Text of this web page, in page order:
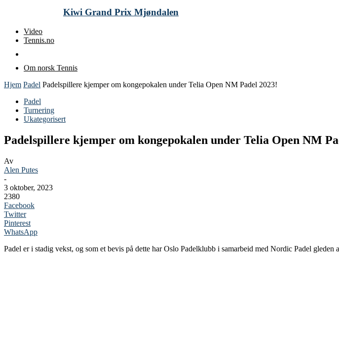
Kiwi Grand Prix Mjøndalen
Video
Tennis.no
Om norsk Tennis
Hjem Padel Padelspillere kjemper om kongepokalen under Telia Open NM Padel 2023!
Padel
Turnering
Ukategorisert
Padelspillere kjemper om kongepokalen under Telia Open NM
Av
Alen Putes
-
3 oktober, 2023
2380
Facebook
Twitter
Pinterest
WhatsApp
Padel er i stadig vekst, og som et bevis på dette har Oslo Padelklubb i samarbeid med Nordic Padel